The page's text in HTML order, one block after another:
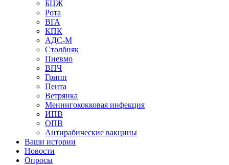
БЦЖ
Рота
ВГА
КПК
АДС-М
Столбняк
Пневмо
ВПЧ
Грипп
Пента
Ветрянка
Менингококковая инфекция
ИПВ
ОПВ
Антирабические вакцины
Ваши истории
Новости
Опросы